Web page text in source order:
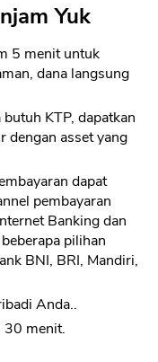
Yuk
5 menit untuk
dana langsung
butuh KTP, dapatkan
dengan asset yang
dapat
pembayaran
Banking dan
pilihan
BNI, BRI, Mandiri,
Anda..
30 menit.